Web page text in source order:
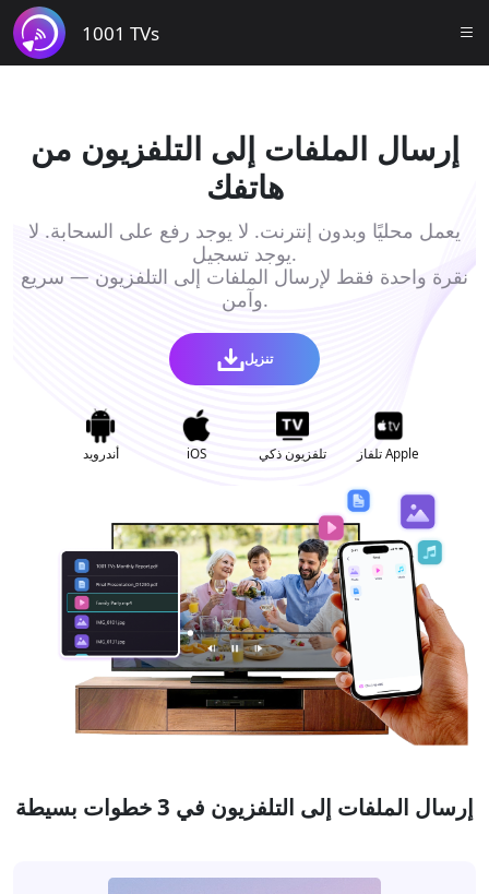
1001 TVs
إرسال الملفات إلى التلفزيون من
هاتفك
يعمل محليًا وبدون إنترنت. لا يوجد رفع على السحابة. لا
يوجد تسجيل.
نقرة واحدة فقط لإرسال الملفات إلى التلفزيون — سريع
وآمن.
تنزيل
أندرويد iOS تلفزيون ذكي تلفاز Apple
إرسال الملفات إلى التلفزيون في 3 خطوات بسيطة